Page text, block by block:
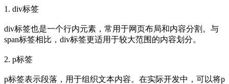
1. div标签
div标签也是一个行内元素，常用于网页布局和内容分割。与
span标签相比，div标签更适用于较大范围的内容划分。
2. p标签
p标签表示段落，用于组织文本内容。在实际开发中，可以将p